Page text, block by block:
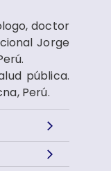
doctor
Jorge
pública.
Perú.